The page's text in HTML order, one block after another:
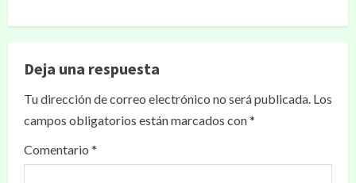
Deja una respuesta
Tu dirección de correo electrónico no será publicada. Los
campos obligatorios están marcados con*
Comentario *